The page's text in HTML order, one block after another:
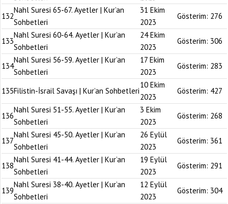
132
Nahl Suresi 65-67. Ayetler | Kur’an
Sohbetleri
31 Ekim
2023
Gösterim: 276
133
Nahl Suresi 60-64. Ayetler | Kur’an
Sohbetleri
24 Ekim
2023
Gösterim: 306
134
Nahl Suresi 56-59. Ayetler | Kur’an
Sohbetleri
17 Ekim
2023
Gösterim: 283
135Filistin-İsrail Savaşı | Kur’an Sohbetleri
10 Ekim
2023
Gösterim: 427
136
Nahl Suresi 51-55. Ayetler | Kur’an
Sohbetleri
3 Ekim
2023
Gösterim: 268
137
Nahl Suresi 45-50. Ayetler | Kur’an
Sohbetleri
26 Eylül
2023
Gösterim: 361
138
Nahl Suresi 41-44. Ayetler | Kur’an
Sohbetleri
19 Eylül
2023
Gösterim: 291
139
Nahl Suresi 38-40. Ayetler | Kur’an
Sohbetleri
12 Eylül
2023
Gösterim: 304